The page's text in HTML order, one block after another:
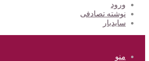
ورود
نوشته تصادفی
سایدبار
منو